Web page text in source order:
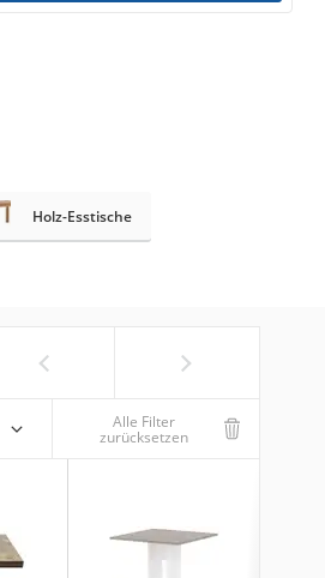
Holz-Esstische
Alle Filter
zurücksetzen